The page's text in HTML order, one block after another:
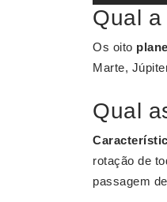
Qual
Os oito
Marte,
Qual
rotação de
passagem